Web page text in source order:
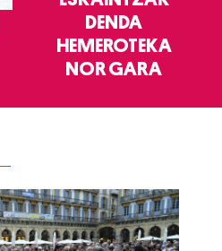
DENDA
HEMEROTEKA
NOR GARA